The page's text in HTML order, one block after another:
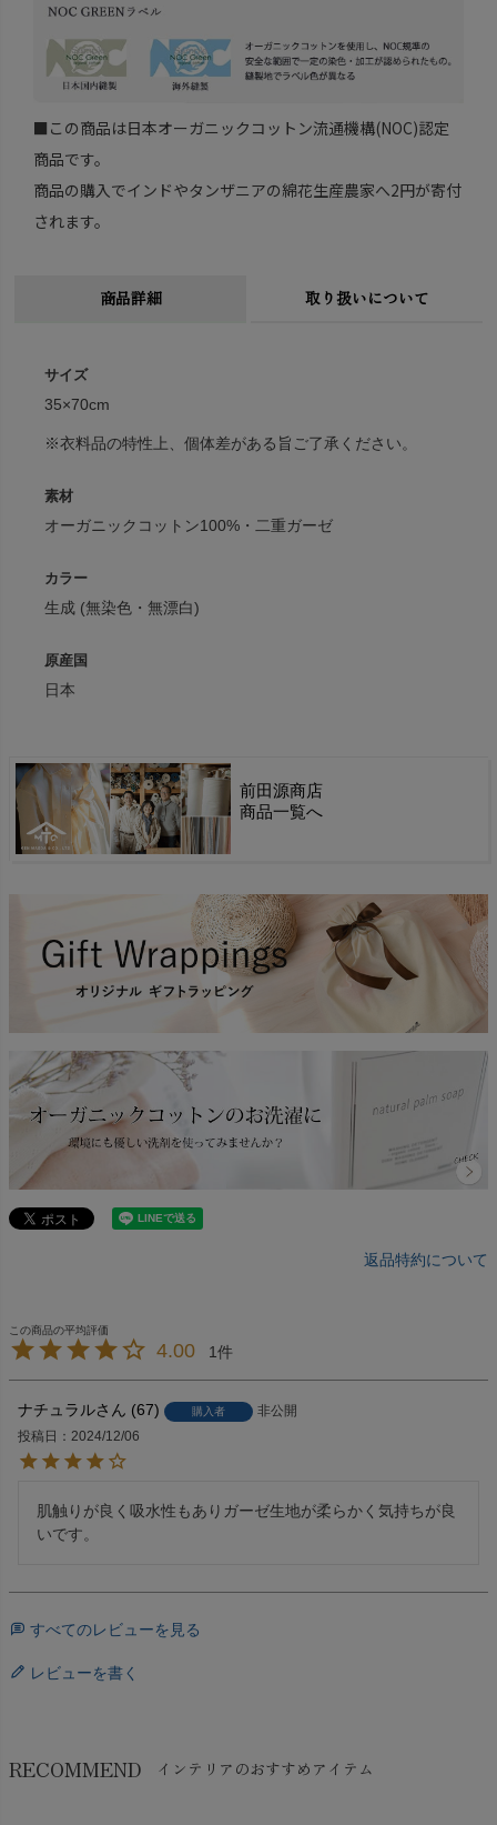
■この商品は日本オーガニックコットン流通機構(NOC)認定
商品です。
商品の購入でインドやタンザニアの綿花生産農家へ2円が寄付
されます。
商品詳細 取り扱いについて
サイズ
35×70cm
※衣料品の特性上、個体差がある旨ご了承ください。
素材
オーガニックコットン100%・二重ガーゼ
カラー
生成 (無染色・無漂白)
原産国
日本
前田源商店
商品一覧へ
返品特約について
4.00 1
ナチュラル 67 購入者
非公開
投稿日
2024/12/06
肌触りが良く吸水性もありガーゼ生地が柔らかく気持ちが良
いです。
すべてのレビューを見る
レビューを書く
RECOMMEND インテリアのおすすめアイテム